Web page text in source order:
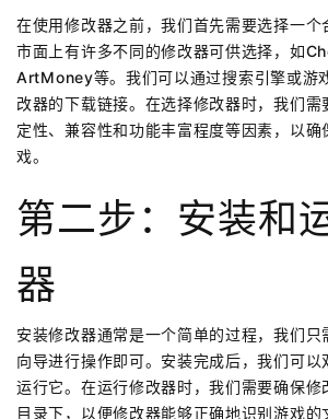
在使用修改器之前，我们首先需要选择一个
市面上有许多不同的修改器可供选择，如
ArtMoney等。我们可以通过搜索引擎或游
改器的下载链接。在选择修改器时，我们需
定性、兼容性和功能丰富程度等因素，以确
戏。
第二步：安装和
器
安装修改器通常是一个简单的过程，我们只
向导进行操作即可。安装完成后，我们可以
运行它。在运行修改器时，我们需要确保修
目录下，以便修改器能够正确地识别游戏的